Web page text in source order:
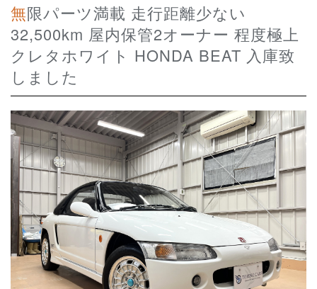
無限パーツ満載 走行距離少ない
32,500km 屋内保管2オーナー 程度極上
クレタホワイト HONDA BEAT 入庫致
しました